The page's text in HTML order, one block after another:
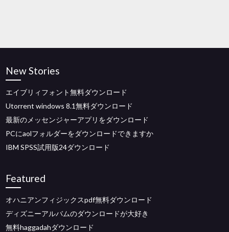
New Stories
エイブリィフォント無料ダウンロード
Utorrent windows 8.1無料ダウンロード
最新のメッセンジャーアプリをダウンロード
PCにaolフォルダーをダウンロードできますか
IBM SPSS試用版24ダウンロード
Featured
オハニアンフィジックスpdf無料ダウンロード
ディズニーアルバムのダウンロードが大好き
無料haggadahダウンロード